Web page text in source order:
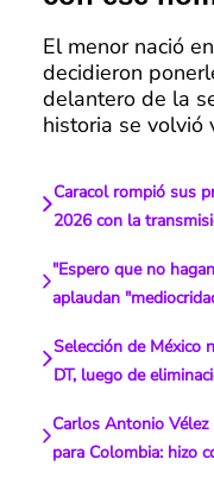
El menor nació
decidieron
delantero de la
historia se volvió
Caracol rompió sus
2026 con la
"Espero que no
aplaudan
Selección de México
DT, luego de
Carlos Antonio
para Colombia: hizo